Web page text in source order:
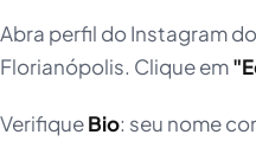
Abra perfil do Instagram
Florianópolis. Clique em
VerifiqueBio: seu nome